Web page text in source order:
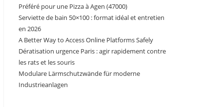
Préféré pour une Pizza à Agen (47000)
Serviette de bain 50×100 : format idéal et entretien
en 2026
A Better Way to Access Online Platforms Safely
Dératisation urgence Paris : agir rapidement contre
les rats et les souris
Modulare Lärmschutzwände für moderne
Industrieanlagen